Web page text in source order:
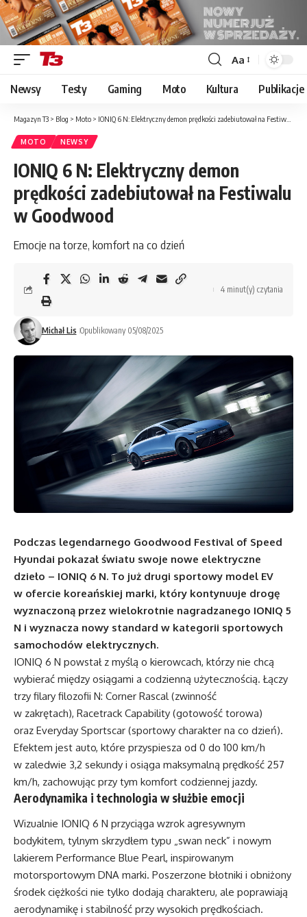
Font
Resizer
Aa
Newsy Testy Gaming Moto Kultura Publikacje
Magazyn T3 > Blog > Moto > IONIQ 6 N: Elektryczny demon prędkości zadebiutował na Festiwalu w Goodwood
MOTO NEWSY
IONIQ 6 N: Elektryczny demon
prędkości zadebiutował na Festiwalu
w Goodwood
Emocje na torze, komfort na co dzień
Michał Lis Opublikowany 05/08/2025
4 minut(y) czytania
Podczas legendarnego Goodwood Festival of Speed
Hyundai pokazał światu swoje nowe elektryczne
dzieło – IONIQ 6 N. To już drugi sportowy model EV
w ofercie koreańskiej marki, który kontynuuje drogę
wyznaczoną przez wielokrotnie nagradzanego IONIQ 5
N i wyznacza nowy standard w kategorii sportowych
samochodów elektrycznych.
IONIQ 6 N powstał z myślą o kierowcach, którzy nie chcą
wybierać między osiągami a codzienną użytecznością. Łączy
trzy filary filozofii N: Corner Rascal (zwinność
w zakrętach), Racetrack Capability (gotowość torowa)
oraz Everyday Sportscar (sportowy charakter na co dzień).
Efektem jest auto, które przyspiesza od 0 do 100 km/h
w zaledwie 3,2 sekundy i osiąga maksymalną prędkość 257
km/h, zachowując przy tym komfort codziennej jazdy.
Aerodynamika i technologia w służbie emocji
Wizualnie IONIQ 6 N przyciąga wzrok agresywnym
bodykitem, tylnym skrzydłem typu „swan neck” i nowym
lakierem Performance Blue Pearl, inspirowanym
motorsportowym DNA marki. Poszerzone błotniki i obniżony
środek ciężkości nie tylko dodają charakteru, ale poprawiają
aerodynamikę i stabilność przy wysokich prędkościach.